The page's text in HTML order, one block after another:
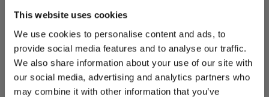
This website uses cookies
We use cookies to personalise content and ads, to
provide social media features and to analyse our traffic.
We also share information about your use of our site with
our social media, advertising and analytics partners who
may combine it with other information that you’ve
woonaccessoires aan te schaffen met aantrekkelijke kortingen.
In onze showroom vind je een uitgebreide selectie
designmeubelen van gerenommeerde Nederlandse en Europese
merken. Onder andere showroommodellen vanHarvink,
Gelderland,Swedese,Sculptures JeuxenArtisanzijn nu extra
voordelig verkrijgbaar. Profiteer van unieke aanbiedingen zolang